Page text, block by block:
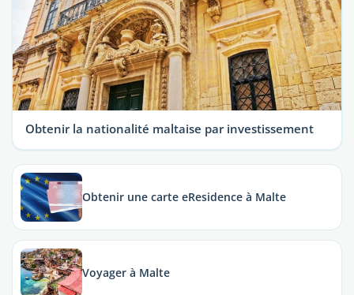
Obtenir la nationalité maltaise par investissement
Obtenir une carte eResidence à Malte
Voyager à Malte